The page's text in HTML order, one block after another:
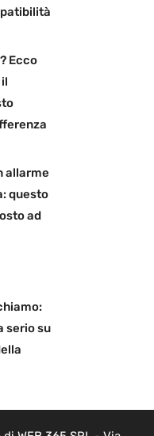
Ecco
allarme
questo
ad
serio su